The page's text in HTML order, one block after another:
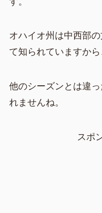
オハイオ州は中西部
て知られていますから
他のシーズンとは違
れませんね。
スポ